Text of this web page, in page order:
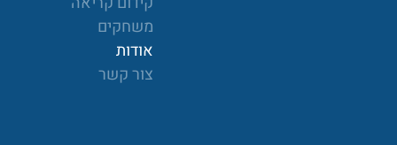
משחקים
אודות
צור קשר